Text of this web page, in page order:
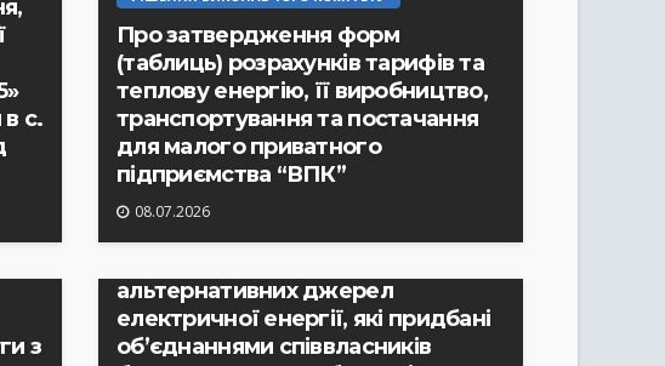
с.
Про затвердження форм
(таблиць) розрахунків тарифів та
теплову енергію, її виробництво,
транспортування та постачання
для малого приватного
підприємства “ВПК”
08.07.2026
з
РІШЕННЯ ВИКОНАВЧОГО КОМІТЕТУ
Про затвердження протоколу №
альтернативних джерел
електричної енергії, які придбані
об’єднаннями співвласників